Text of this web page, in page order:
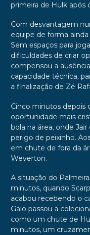
primeira de Hulk após
Com desvantagem
equipe de forma
Sem espaços para
dificuldades de criar
compensou a
capacidade técnica,
a finalização de Zé
Cinco minutos depois
oportunidade mais
bola na área, onde
perigo de peixinho.
em chute de fora da
Weverton.
A situação do
minutos, quando
acabou recebendo o
Galo passou a
como um chute de
minutos, um